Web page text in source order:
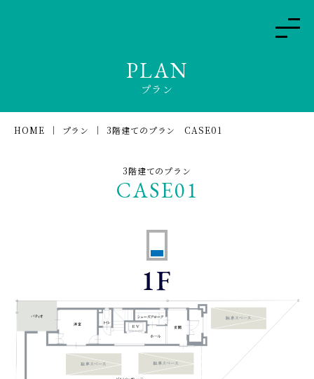
PLAN
プラン
HOME プラン 3階建てのプラン CASE01
3階建てのプラン
CASE01